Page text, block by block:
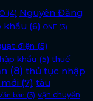
(4) Nguyên Đăng
khẩu (6) ONE (3)
điện (5)
khẩu (5) thuế
(8) thủ tục nhập
(7) tàu
bản (3) vận chuyển